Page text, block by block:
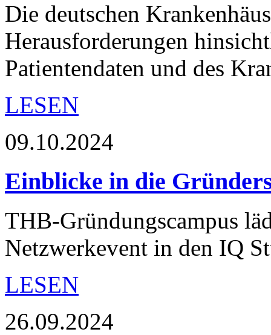
Die deutschen
Herausforderungen
Patientendaten und des
LESEN
09.10.2024
Einblicke in die
THB-Gründungscampus
Netzwerkevent in den IQ
LESEN
26.09.2024